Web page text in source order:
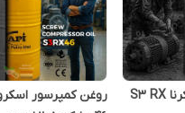
روغن کمپرسور اسکرو کرنا S3 RX